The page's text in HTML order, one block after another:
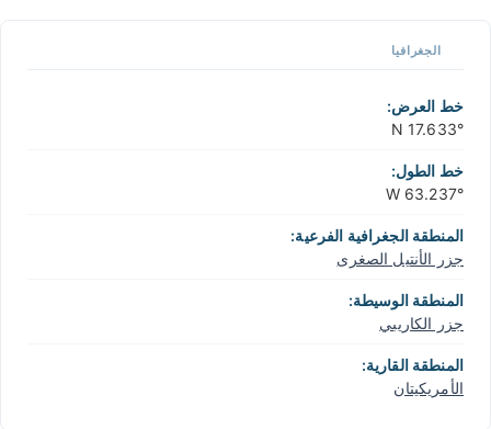
الجغرافيا
خط العرض:
17.633° N
خط الطول:
63.237° W
المنطقة الجغرافية الفرعية:
جزر الأنتيل الصغرى
المنطقة الوسيطة:
جزر الكاريبي
المنطقة القارية:
الأمريكيتان